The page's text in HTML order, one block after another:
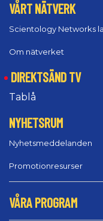
VÅRT NÄTVERK
Scientology Networks
Om nätverket
DIREKTSÄND TV
Tablå
NYHETSRUM
Nyhetsmeddelanden
Promotionresurser
VÅRA PROGRAM